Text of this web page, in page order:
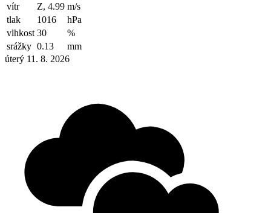
vítr
Z, 4.99 m/s
tlak
1016
hPa
vlhkost 30
%
srážky 0.13
mm
úterý 11. 8. 2026